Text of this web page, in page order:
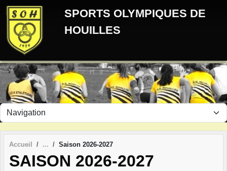
SPORTS OLYMPIQUES DE
HOUILLES
Accueil Saison 2026-2027
SAISON 2026-2027
Panneau de gestion des cookies